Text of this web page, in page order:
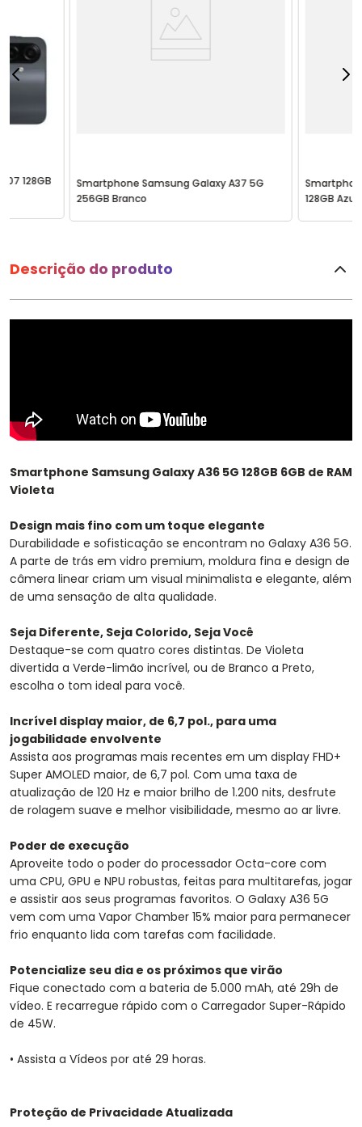
128GB
Smartphone Samsung Galaxy A37 5G
256GB Branco
128GB Azul
Descrição do produto
Smartphone Samsung Galaxy A36 5G 128GB 6GB de RAM
Violeta
Design mais fino com um toque elegante
Durabilidade e sofisticação se encontram no Galaxy A36 5G.
A parte de trás em vidro premium, moldura fina e design de
câmera linear criam um visual minimalista e elegante, além
de uma sensação de alta qualidade.
Seja Diferente, Seja Colorido, Seja Você
Destaque-se com quatro cores distintas. De Violeta
divertida a Verde-limão incrível, ou de Branco a Preto,
escolha o tom ideal para você.
Incrível display maior, de 6,7 pol., para uma
jogabilidade envolvente
Assista aos programas mais recentes em um display FHD+
Super AMOLED maior, de 6,7 pol. Com uma taxa de
atualização de 120 Hz e maior brilho de 1.200 nits, desfrute
de rolagem suave e melhor visibilidade, mesmo ao ar livre.
Poder de execução
Aproveite todo o poder do processador Octa-core com
uma CPU, GPU e NPU robustas, feitas para multitarefas, jogar
e assistir aos seus programas favoritos. O Galaxy A36 5G
vem com uma Vapor Chamber 15% maior para permanecer
frio enquanto lida com tarefas com facilidade.
Potencialize seu dia e os próximos que virão
Fique conectado com a bateria de 5.000 mAh, até 29h de
vídeo. E recarregue rápido com o Carregador Super-Rápido
de 45W.
• Assista a Vídeos por até 29 horas.
Proteção de Privacidade Atualizada